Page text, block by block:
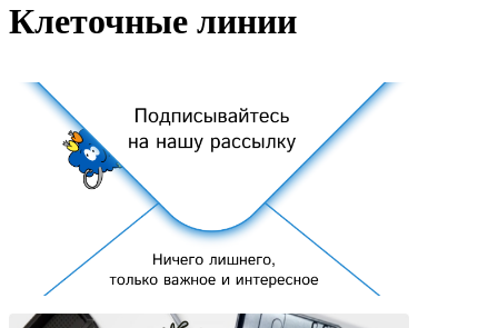
Клеточные линии